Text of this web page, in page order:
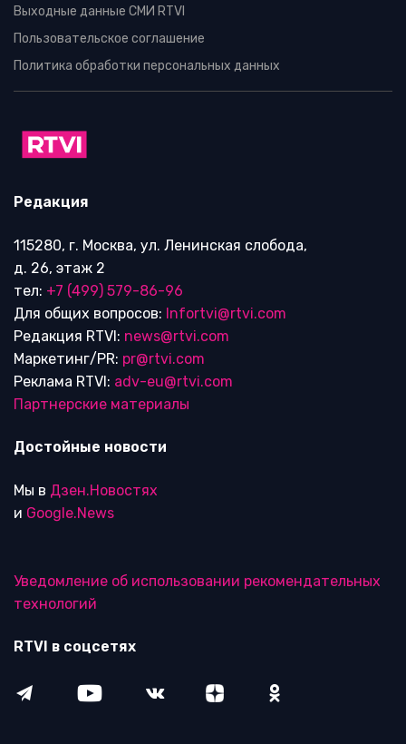
Выходные данные СМИ RTVI
Пользовательское соглашение
Политика обработки персональных данных
Редакция
115280, г. Москва, ул. Ленинская слобода,
д. 26, этаж 2
тел: +7 (499) 579-86-96
Для общих вопросов: Infortvi@rtvi.com
Редакция RTVI: news@rtvi.com
Маркетинг/PR: pr@rtvi.com
Реклама RTVI: adv-eu@rtvi.com
Партнерские материалы
Достойные новости
Мы в Дзен.Новостях
и Google.News
Уведомление об использовании рекомендательных
технологий
RTVI в соцсетях